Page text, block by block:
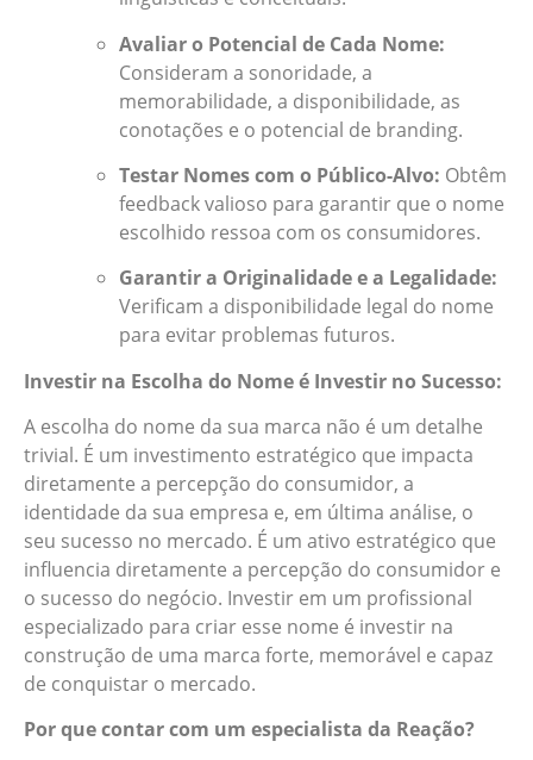
Avaliar o Potencial de Cada Nome:
Consideram a sonoridade, a
memorabilidade, a disponibilidade, as
conotações e o potencial de branding.
Testar Nomes com o Público-Alvo: Obtêm
feedback valioso para garantir que o nome
escolhido ressoa com os consumidores.
Garantir a Originalidade e a Legalidade:
Verificam a disponibilidade legal do nome
para evitar problemas futuros.
Investir na Escolha do Nome é Investir no Sucesso:
A escolha do nome da sua marca não é um detalhe
trivial. É um investimento estratégico que impacta
diretamente a percepção do consumidor, a
identidade da sua empresa e, em última análise, o
seu sucesso no mercado. É um ativo estratégico que
influencia diretamente a percepção do consumidor e
o sucesso do negócio. Investir em um profissional
especializado para criar esse nome é investir na
construção de uma marca forte, memorável e capaz
de conquistar o mercado.
Por que contar com um especialista da Reação?